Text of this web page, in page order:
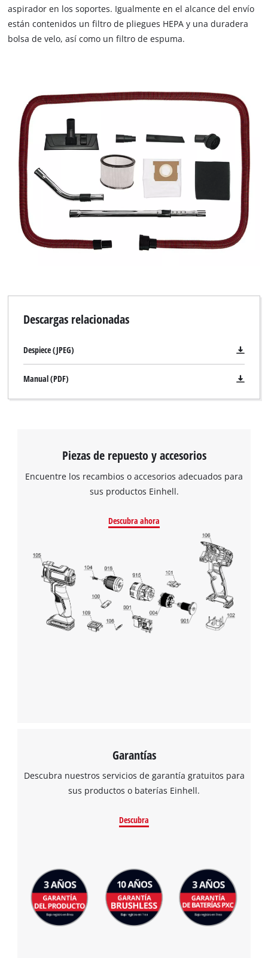
aspirador en los soportes. Igualmente en el alcance del envío
están contenidos un filtro de pliegues HEPA y una duradera
bolsa de velo, así como un filtro de espuma.
Descargas relacionadas
Despiece (JPEG)
Manual (PDF)
Piezas de repuesto y accesorios
Encuentre los recambios o accesorios adecuados para
sus productos Einhell.
Descubra ahora
Garantías
Descubra nuestros servicios de garantía gratuitos para
sus productos o baterías Einhell.
Descubra